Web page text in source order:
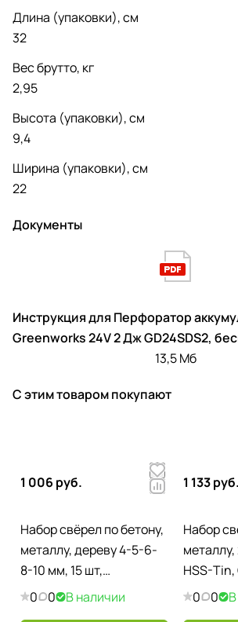
Длина (упаковки), см
32
Вес брутто, кг
2,95
Высота (упаковки), см
9,4
Ширина (упаковки), см
22
Документы
Инструкция для Перфоратор
Greenworks 24V 2 Дж GD24SDS2,
13,5 Мб
С этим товаром покупают
1 006 руб.
Набор свёрел по бетону,
металлу, дереву 4-5-6-
8-10 мм, 15 шт,
пластиковый бокс,
0 0 В наличии
1 133 руб.
Набор
HSS-
0
0